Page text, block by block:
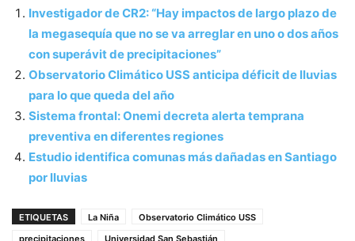
Investigador de CR2: “Hay impactos de largo plazo de
la megasequía que no se va arreglar en uno o dos años
con superávit de precipitaciones”
Observatorio Climático USS anticipa déficit de lluvias
para lo que queda del año
Sistema frontal: Onemi decreta alerta temprana
preventiva en diferentes regiones
Estudio identifica comunas más dañadas en Santiago
por lluvias
ETIQUETAS La Niña
Observatorio Climático USS